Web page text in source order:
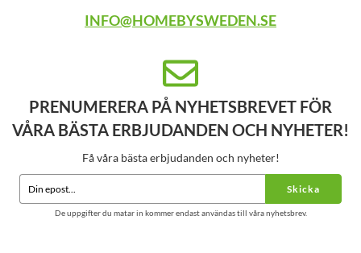
INFO@HOMEBYSWEDEN.SE
PRENUMERERA PÅ NYHETSBREVET FÖR
VÅRA BÄSTA ERBJUDANDEN OCH NYHETER!
Få våra bästa erbjudanden och nyheter!
Skicka
De uppgifter du matar in kommer endast användas till våra nyhetsbrev.